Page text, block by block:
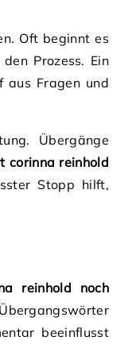
Oft beginnt es
Prozess. Ein
aus Fragen und
Übergänge
corinna reinhold
Stopp hilft,
reinhold noch
beeinflusst